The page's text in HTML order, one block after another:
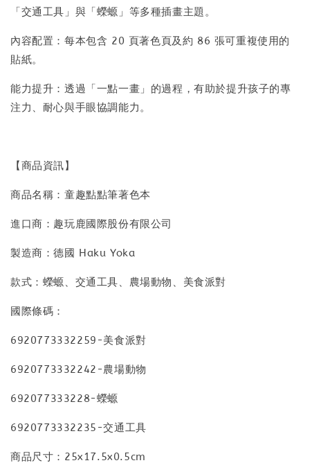
「交通工具」與「蠑螈」等多種插畫主題。
內容配置：每本包含 20 頁著色頁及約 86 張可重複使用的
貼紙。
能力提升：透過「一點一畫」的過程，有助於提升孩子的專
注力、耐心與手眼協調能力。
【商品資訊】
商品名稱：童趣點點筆著色本
進口商：趣玩鹿國際股份有限公司
製造商：德國 Haku Yoka
款式：蠑螈、交通工具、農場動物、美食派對
國際條碼：
6920773332259-美食派對
6920773332242-農場動物
692077333228-蠑螈
6920773332235-交通工具
商品尺寸：25x17.5x0.5cm